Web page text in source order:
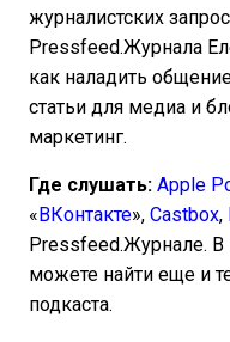
журналистских
Pressfeed.Журнала
как наладить
статьи для медиа и
маркетинг.
Где слушать: Apple
«ВКонтакте», Castbox,
Pressfeed.Журнале. В
можете найти еще и
подкаста.